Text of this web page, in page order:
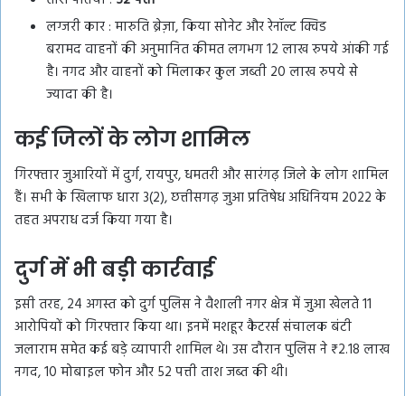
लग्जरी कार : मारुति ब्रेज़ा, किया सोनेट और रेनॉल्ट क्विड
बरामद वाहनों की अनुमानित कीमत लगभग 12 लाख रुपये आंकी गई
है। नगद और वाहनों को मिलाकर कुल जब्ती 20 लाख रुपये से
ज्यादा की है।
कई जिलों के लोग शामिल
गिरफ्तार जुआरियों में दुर्ग, रायपुर, धमतरी और सारंगढ़ जिले के लोग शामिल
हैं। सभी के खिलाफ धारा 3(2), छत्तीसगढ़ जुआ प्रतिषेध अधिनियम 2022 के
तहत अपराध दर्ज किया गया है।
दुर्ग में भी बड़ी कार्रवाई
इसी तरह, 24 अगस्त को दुर्ग पुलिस ने वैशाली नगर क्षेत्र में जुआ खेलते 11
आरोपियों को गिरफ्तार किया था। इनमें मशहूर कैटरर्स संचालक बंटी
जलाराम समेत कई बड़े व्यापारी शामिल थे। उस दौरान पुलिस ने ₹2.18 लाख
नगद, 10 मोबाइल फोन और 52 पत्ती ताश जब्त की थी।